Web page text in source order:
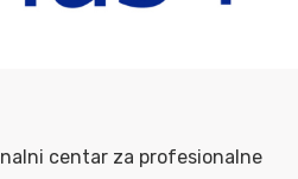
centar za profesionalne